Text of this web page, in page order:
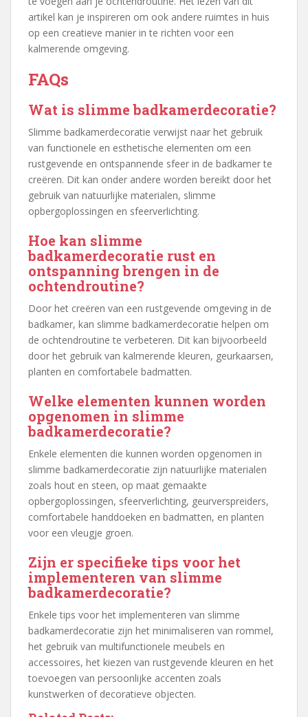
artikel kan je inspireren om ook andere ruimtes in huis
op een creatieve manier in te richten voor een
kalmerende omgeving.
FAQs
Wat is slimme badkamerdecoratie?
Slimme badkamerdecoratie verwijst naar het gebruik
van functionele en esthetische elementen om een
rustgevende en ontspannende sfeer in de badkamer te
creëren. Dit kan onder andere worden bereikt door het
gebruik van natuurlijke materialen, slimme
opbergoplossingen en sfeerverlichting.
Hoe kan slimme
badkamerdecoratie rust en
ontspanning brengen in de
ochtendroutine?
Door het creëren van een rustgevende omgeving in de
badkamer, kan slimme badkamerdecoratie helpen om
de ochtendroutine te verbeteren. Dit kan bijvoorbeeld
door het gebruik van kalmerende kleuren, geurkaarsen,
planten en comfortabele badmatten.
Welke elementen kunnen worden
opgenomen in slimme
badkamerdecoratie?
Enkele elementen die kunnen worden opgenomen in
slimme badkamerdecoratie zijn natuurlijke materialen
zoals hout en steen, op maat gemaakte
opbergoplossingen, sfeerverlichting, geurverspreiders,
comfortabele handdoeken en badmatten, en planten
voor een vleugje groen.
Zijn er specifieke tips voor het
implementeren van slimme
badkamerdecoratie?
Enkele tips voor het implementeren van slimme
badkamerdecoratie zijn het minimaliseren van rommel,
het gebruik van multifunctionele meubels en
accessoires, het kiezen van rustgevende kleuren en het
toevoegen van persoonlijke accenten zoals
kunstwerken of decoratieve objecten.